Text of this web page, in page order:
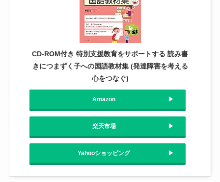
CD-ROM付き 特別支援教育をサポートする 読み書
きにつまずく子への国語教材集 (発達障害を考える
心をつなぐ)
Amazon
楽天市場
Yahooショッピング